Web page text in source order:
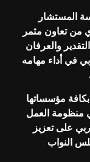
المستشار
من تعاون مثمر
والعرفان
في أداء مهامه
مؤسساتها
منظومة العمل
على تعزيز
النواب